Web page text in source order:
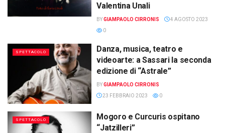
Valentina Unali
BYGIAMPAOLO CIRRONIS
4 AGOSTO 2023
0
SPETTACOLO
Danza, musica, teatro e
videoarte: a Sassari la seconda
edizione di “Astrale”
BYGIAMPAOLO CIRRONIS
23 FEBBRAIO 2023
0
SPETTACOLO
Mogoro e Curcuris ospitano
“Jatzilleri”